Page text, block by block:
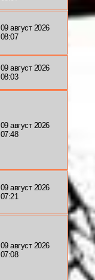
09 август 2026
08:07
09 август 2026
08:03
09 август 2026
07:48
09 август 2026
07:21
09 август 2026
07:08